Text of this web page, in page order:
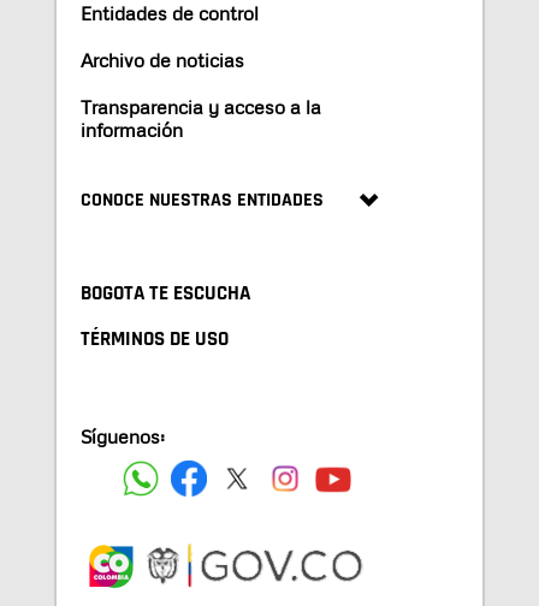
Entidades de control
Archivo de noticias
Transparencia y acceso a la
información
CONOCE NUESTRAS ENTIDADES
BOGOTA TE ESCUCHA
TÉRMINOS DE USO
Síguenos: